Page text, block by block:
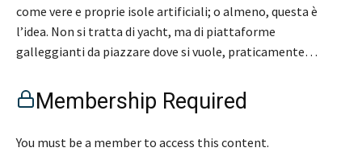
come vere e proprie isole artificiali; o almeno, questa è
l’idea. Non si tratta di yacht, ma di piattaforme
galleggianti da piazzare dove si vuole, praticamente…
Membership Required
You must be a member to access this content.